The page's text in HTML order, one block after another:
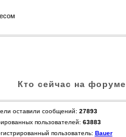
Кто сейчас на форуме
оставили сообщений: 27893
пользователей: 63883
пользователь: Bauer